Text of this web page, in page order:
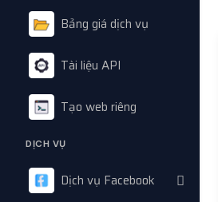
Bảng giá dịch vụ
Tài liệu API
Tạo web riêng
DỊCH VỤ
Dịch vụ Facebook